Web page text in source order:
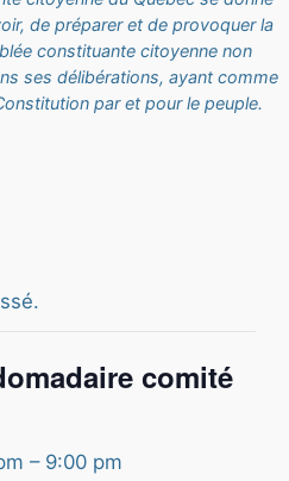
de préparer et de provoquer la
constituante citoyenne non
ses délibérations, ayant comme
par et pour le peuple.
comité
– 9:00 pm